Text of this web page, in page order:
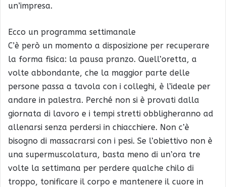
un’impresa.
Ecco un programma settimanale
C’è però un momento a disposizione per recuperare
la forma fisica: la pausa pranzo. Quell’oretta, a
volte abbondante, che la maggior parte delle
persone passa a tavola con i colleghi, è l’ideale per
andare in palestra. Perché non si è provati dalla
giornata di lavoro e i tempi stretti obbligheranno ad
allenarsi senza perdersi in chiacchiere. Non c’è
bisogno di massacrarsi con i pesi. Se l’obiettivo non è
una supermuscolatura, basta meno di un’ora tre
volte la settimana per perdere qualche chilo di
troppo, tonificare il corpo e mantenere il cuore in